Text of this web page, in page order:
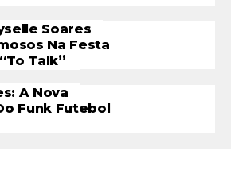
Soares
Na Festa
Talk”
A Nova
Funk Futebol